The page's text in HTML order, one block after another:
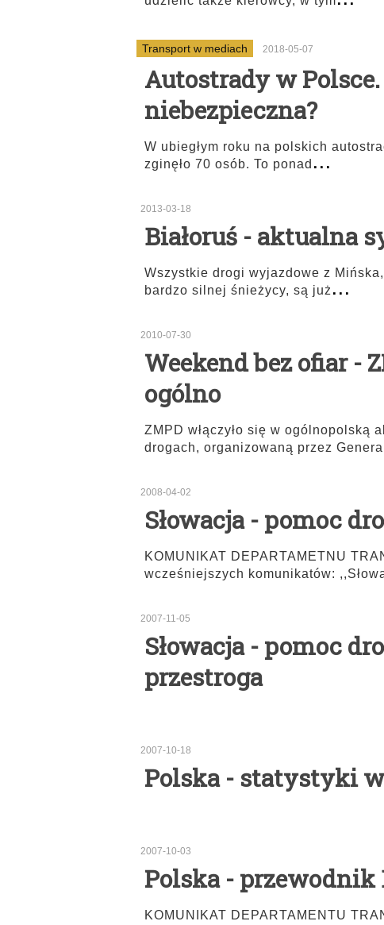
Transport w mediach 2018-05-07
Autostrady w
niebezpieczna?
W ubiegłym roku na polskich
zginęło 70 osób. To ponad ...
2013-03-18
Białoruś - aktualna
Wszystkie drogi wyjazdowe z
bardzo silnej śnieżycy, są już ...
2010-07-30
Weekend bez ofiar -
ogólno
ZMPD włączyło się w ogólnopolską
drogach, organizowaną przez
2008-04-02
Słowacja - pomoc
KOMUNIKAT DEPARTAMETNU
wcześniejszych komunikatów:
2007-11-05
Słowacja - pomoc
przestroga
2007-10-18
Polska - statystyki
2007-10-03
Polska - przewodnik
KOMUNIKAT DEPARTAMENTU